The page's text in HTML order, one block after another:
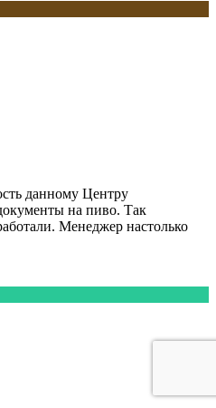
данному Центру
на пиво. Так
Менеджер настолько